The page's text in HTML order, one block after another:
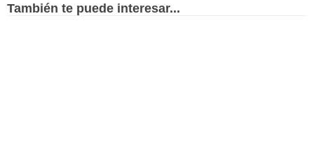
También te puede interesar...